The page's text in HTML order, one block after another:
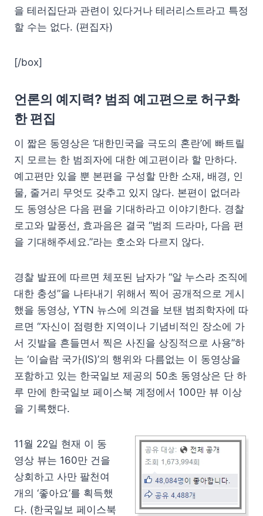
을 테러집단과 관련이 있다거나 테러리스트라고 특정
할 수는 없다. (편집자)
[/box]
언론의 예지력? 범죄 예고편으로 허구화
한 편집
이 짧은 동영상은 ‘대한민국을 극도의 혼란’에 빠트릴
지 모르는 한 범죄자에 대한 예고편이라 할 만하다.
예고편만 있을 뿐 본편을 구성할 만한 소재, 배경, 인
물, 줄거리 무엇도 갖추고 있지 않다. 본편이 없더라
도 동영상은 다음 편을 기대하라고 이야기한다. 경찰
로고와 말풍선, 효과음은 결국 “범죄 드라마, 다음 편
을 기대해주세요.”라는 호소와 다르지 않다.
경찰 발표에 따르면 체포된 남자가 “알 누스라 조직에
대한 충성”을 나타내기 위해서 찍어 공개적으로 게시
했을 동영상, YTN 뉴스에 의견을 보탠 범죄학자에 따
르면 “자신이 점령한 지역이나 기념비적인 장소에 가
서 깃발을 흔들면서 찍은 사진을 상징적으로 사용”하
는 ‘이슬람 국가(IS)’의 행위와 다름없는 이 동영상을
포함하고 있는 한국일보 제공의 50초 동영상은 단 하
루 만에 한국일보 페이스북 계정에서 100만 뷰 이상
을 기록했다.
11월 22일 현재 이 동
영상 뷰는 160만 건을
상회하고 사만 팔천여
개의 ‘좋아요’를 획득했
다. (한국일보 페이스북